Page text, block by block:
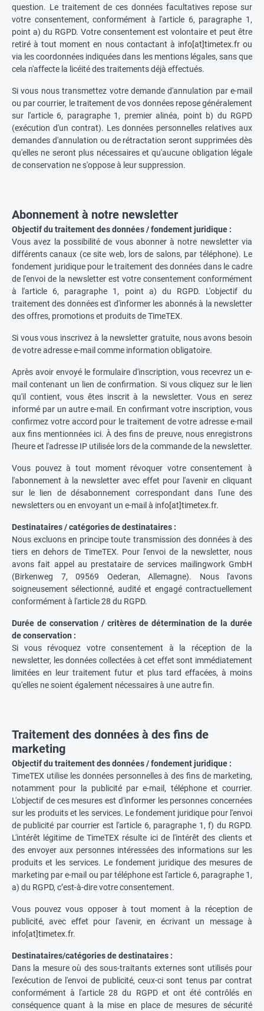
question. Le traitement de ces données facultatives repose sur
votre consentement, conformément à l'article 6, paragraphe 1,
point a) du RGPD. Votre consentement est volontaire et peut être
retiré à tout moment en nous contactant à info[at]timetex.frou
via les coordonnées indiquées dans les mentions légales, sans que
cela n'affecte la licéité des traitements déjà effectués.
Si vous nous transmettez votre demande d'annulation par e-mail
ou par courrier, le traitement de vos données repose généralement
sur l'article 6, paragraphe 1, premier alinéa, point b) du RGPD
(exécution d'un contrat). Les données personnelles relatives aux
demandes d'annulation ou de rétractation seront supprimées dès
qu'elles ne seront plus nécessaires et qu'aucune obligation légale
de conservation ne s'oppose à leur suppression.
Abonnement à notre newsletter
Objectif du traitement des données / fondement juridique :
Vous avez la possibilité de vous abonner à notre newsletter via
différents canaux (ce site web, lors de salons, par téléphone). Le
fondement juridique pour le traitement des données dans le cadre
de l'envoi de la newsletter est votre consentement conformément
à l'article 6, paragraphe 1, point a) du RGPD. L'objectif du
traitement des données est d'informer les abonnés à la newsletter
des offres, promotions et produits de TimeTEX.
Si vous vous inscrivez à la newsletter gratuite, nous avons besoin
de votre adresse e-mail comme information obligatoire.
Après avoir envoyé le formulaire d'inscription, vous recevrez un e-
mail contenant un lien de confirmation. Si vous cliquez sur le lien
qu'il contient, vous êtes inscrit à la newsletter. Vous en serez
informé par un autre e-mail. En confirmant votre inscription, vous
confirmez votre accord pour le traitement de votre adresse e-mail
aux fins mentionnées ici. À des fins de preuve, nous enregistrons
l'heure et l'adresse IP utilisée lors de la commande de la newsletter.
Vous pouvez à tout moment révoquer votre consentement à
l'abonnement à la newsletter avec effet pour l'avenir en cliquant
sur le lien de désabonnement correspondant dans l'une des
newsletters ou en envoyant un e-mail à info[at]timetex.fr.
Destinataires / catégories de destinataires :
Nous excluons en principe toute transmission des données à des
tiers en dehors de TimeTEX. Pour l'envoi de la newsletter, nous
avons fait appel au prestataire de services mailingwork GmbH
(Birkenweg 7, 09569 Oederan, Allemagne). Nous l'avons
soigneusement sélectionné, audité et engagé contractuellement
conformément à l'article 28 du RGPD.
Durée de conservation / critères de détermination de la durée
de conservation :
Si vous révoquez votre consentement à la réception de la
newsletter, les données collectées à cet effet sont immédiatement
limitées en leur traitement futur et plus tard effacées, à moins
qu'elles ne soient également nécessaires à une autre fin.
Traitement des données à des fins de
marketing
Objectif du traitement des données / fondement juridique :
TimeTEX utilise les données personnelles à des fins de marketing,
notamment pour la publicité par e-mail, téléphone et courrier.
L'objectif de ces mesures est d'informer les personnes concernées
sur les produits et les services. Le fondement juridique pour l'envoi
de publicité par courrier est l'article 6, paragraphe 1, f) du RGPD.
L'intérêt légitime de TimeTEX résulte ici de l'intérêt des clients et
des envoyer aux personnes intéressées des informations sur les
produits et les services. Le fondement juridique des mesures de
marketing par e-mail ou par téléphone est l'article 6, paragraphe 1,
a) du RGPD, c’est-à-dire votre consentement.
Vous pouvez vous opposer à tout moment à la réception de
publicité, avec effet pour l'avenir, en écrivant un message à
info[at]timetex.fr.
Destinataires/catégories de destinataires :
Dans la mesure où des sous-traitants externes sont utilisés pour
l'exécution de l'envoi de publicité, ceux-ci sont tenus par contrat
conformément à l'article 28 du RGPD et ont été contrôlés en
conséquence quant à la mise en place de mesures de sécurité